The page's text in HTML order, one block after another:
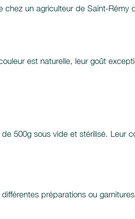
un agriculteur de Saint-
est naturelle, leur goût
500g sous vide et stérilisé. Leur
préparations ou